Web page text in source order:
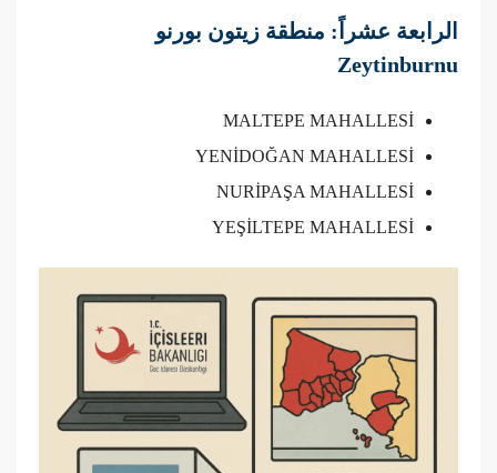
الرابعة عشراً: منطقة زيتون بورنو
Zeytinburnu
MALTEPE MAHALLESİ
YENİDOĞAN MAHALLESİ
NURİPAŞA MAHALLESİ
YEŞİLTEPE MAHALLESİ